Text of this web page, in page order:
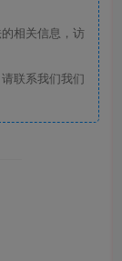
相关信息，访
联系我们我们